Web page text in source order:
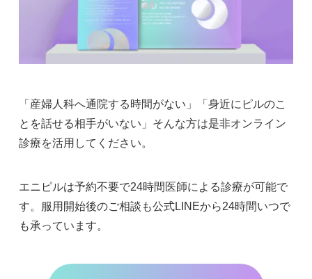
「産婦人科へ通院する時間がない」「身近にピルのこ
とを話せる相手がいない」そんな方は是非オンライン
診療を活用してください。
エニピルは予約不要で24時間医師による診療が可能で
す。服用開始後のご相談も公式LINEから24時間いつで
も承っています。